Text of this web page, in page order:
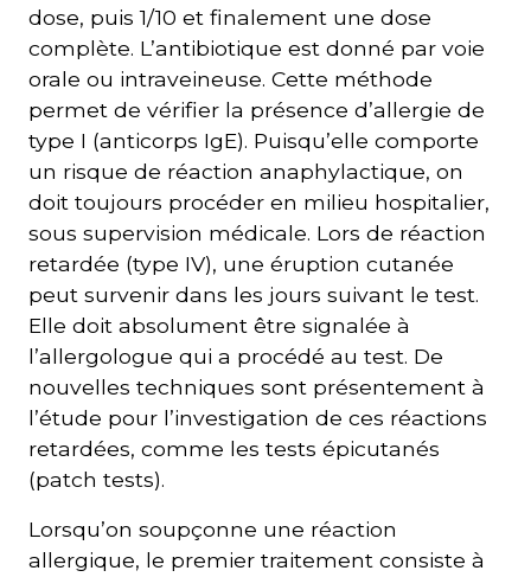
dose, puis 1/10 et finalement une dose
complète. L’antibiotique est donné par voie
orale ou intraveineuse. Cette méthode
permet de vérifier la présence d’allergie de
type I (anticorps IgE). Puisqu’elle comporte
un risque de réaction anaphylactique, on
doit toujours procéder en milieu hospitalier,
sous supervision médicale. Lors de réaction
retardée (type IV), une éruption cutanée
peut survenir dans les jours suivant le test.
Elle doit absolument être signalée à
l’allergologue qui a procédé au test. De
nouvelles techniques sont présentement à
l’étude pour l’investigation de ces réactions
retardées, comme les tests épicutanés
(patch tests).
Lorsqu’on soupçonne une réaction
allergique, le premier traitement consiste à